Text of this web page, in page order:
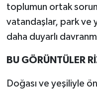
toplumun ortak
vatandaşlar, park ve
daha duyarlı
BU GÖRÜNTÜLER
Doğası ve yeşiliyle